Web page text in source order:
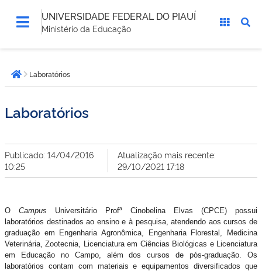
UNIVERSIDADE FEDERAL DO PIAUÍ
Ministério da Educação
está
aqui:Página inicial
Laboratórios
Laboratórios
Publicado: 14/04/2016
10:25
Atualização mais recente:
29/10/2021 17:18
O Campus Universitário Profª Cinobelina Elvas (CPCE) possui
laboratórios destinados ao ensino e à pesquisa, atendendo aos cursos de
graduação em Engenharia Agronômica, Engenharia Florestal, Medicina
Veterinária, Zootecnia, Licenciatura em Ciências Biológicas e Licenciatura
em Educação no Campo, além dos cursos de pós-graduação. Os
laboratórios contam com materiais e equipamentos diversificados que